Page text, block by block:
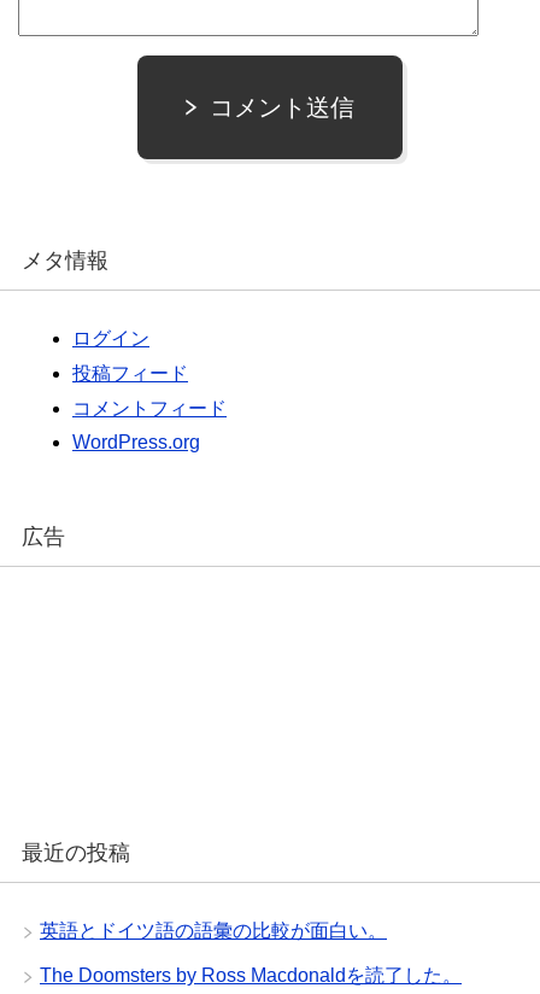
コメント送信
メタ情報
ログイン
投稿フィード
コメントフィード
WordPress.org
広告
最近の投稿
英語とドイツ語の語彙の比較が面白い。
The Doomsters by Ross Macdonaldを読了した。